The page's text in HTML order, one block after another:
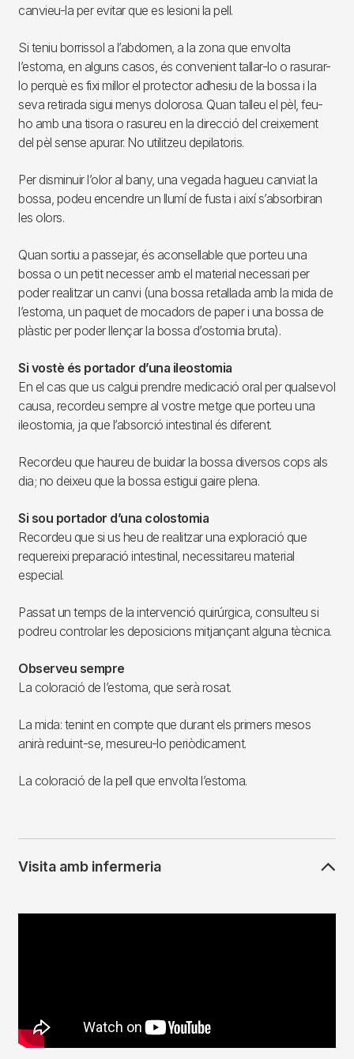
canvieu-la per evitar que es lesioni la pell.
Si teniu borrissol a l’abdomen, a la zona que envolta
l’estoma, en alguns casos, és convenient tallar-lo o rasurar-
lo perquè es fixi millor el protector adhesiu de la bossa i la
seva retirada sigui menys dolorosa. Quan talleu el pèl, feu-
ho amb una tisora o rasureu en la direcció del creixement
del pèl sense apurar. No utilitzeu depilatoris.
Per disminuir l’olor al bany, una vegada hagueu canviat la
bossa, podeu encendre un llumí de fusta i així s’absorbiran
les olors.
Quan sortiu a passejar, és aconsellable que porteu una
bossa o un petit necesser amb el material necessari per
poder realitzar un canvi (una bossa retallada amb la mida de
l’estoma, un paquet de mocadors de paper i una bossa de
plàstic per poder llençar la bossa d’ostomia bruta).
Si vostè és portador d’una ileostomia
En el cas que us calgui prendre medicació oral per qualsevol
causa, recordeu sempre al vostre metge que porteu una
ileostomia, ja que l’absorció intestinal és diferent.
Recordeu que haureu de buidar la bossa diversos cops als
dia; no deixeu que la bossa estigui gaire plena.
Si sou portador d’una colostomia
Recordeu que si us heu de realitzar una exploració que
requereixi preparació intestinal, necessitareu material
especial.
Passat un temps de la intervenció quirúrgica, consulteu si
podreu controlar les deposicions mitjançant alguna tècnica.
Observeu sempre
La coloració de l’estoma, que serà rosat.
La mida: tenint en compte que durant els primers mesos
anirà reduint-se, mesureu-lo periòdicament.
La coloració de la pell que envolta l’estoma.
Visita amb infermeria